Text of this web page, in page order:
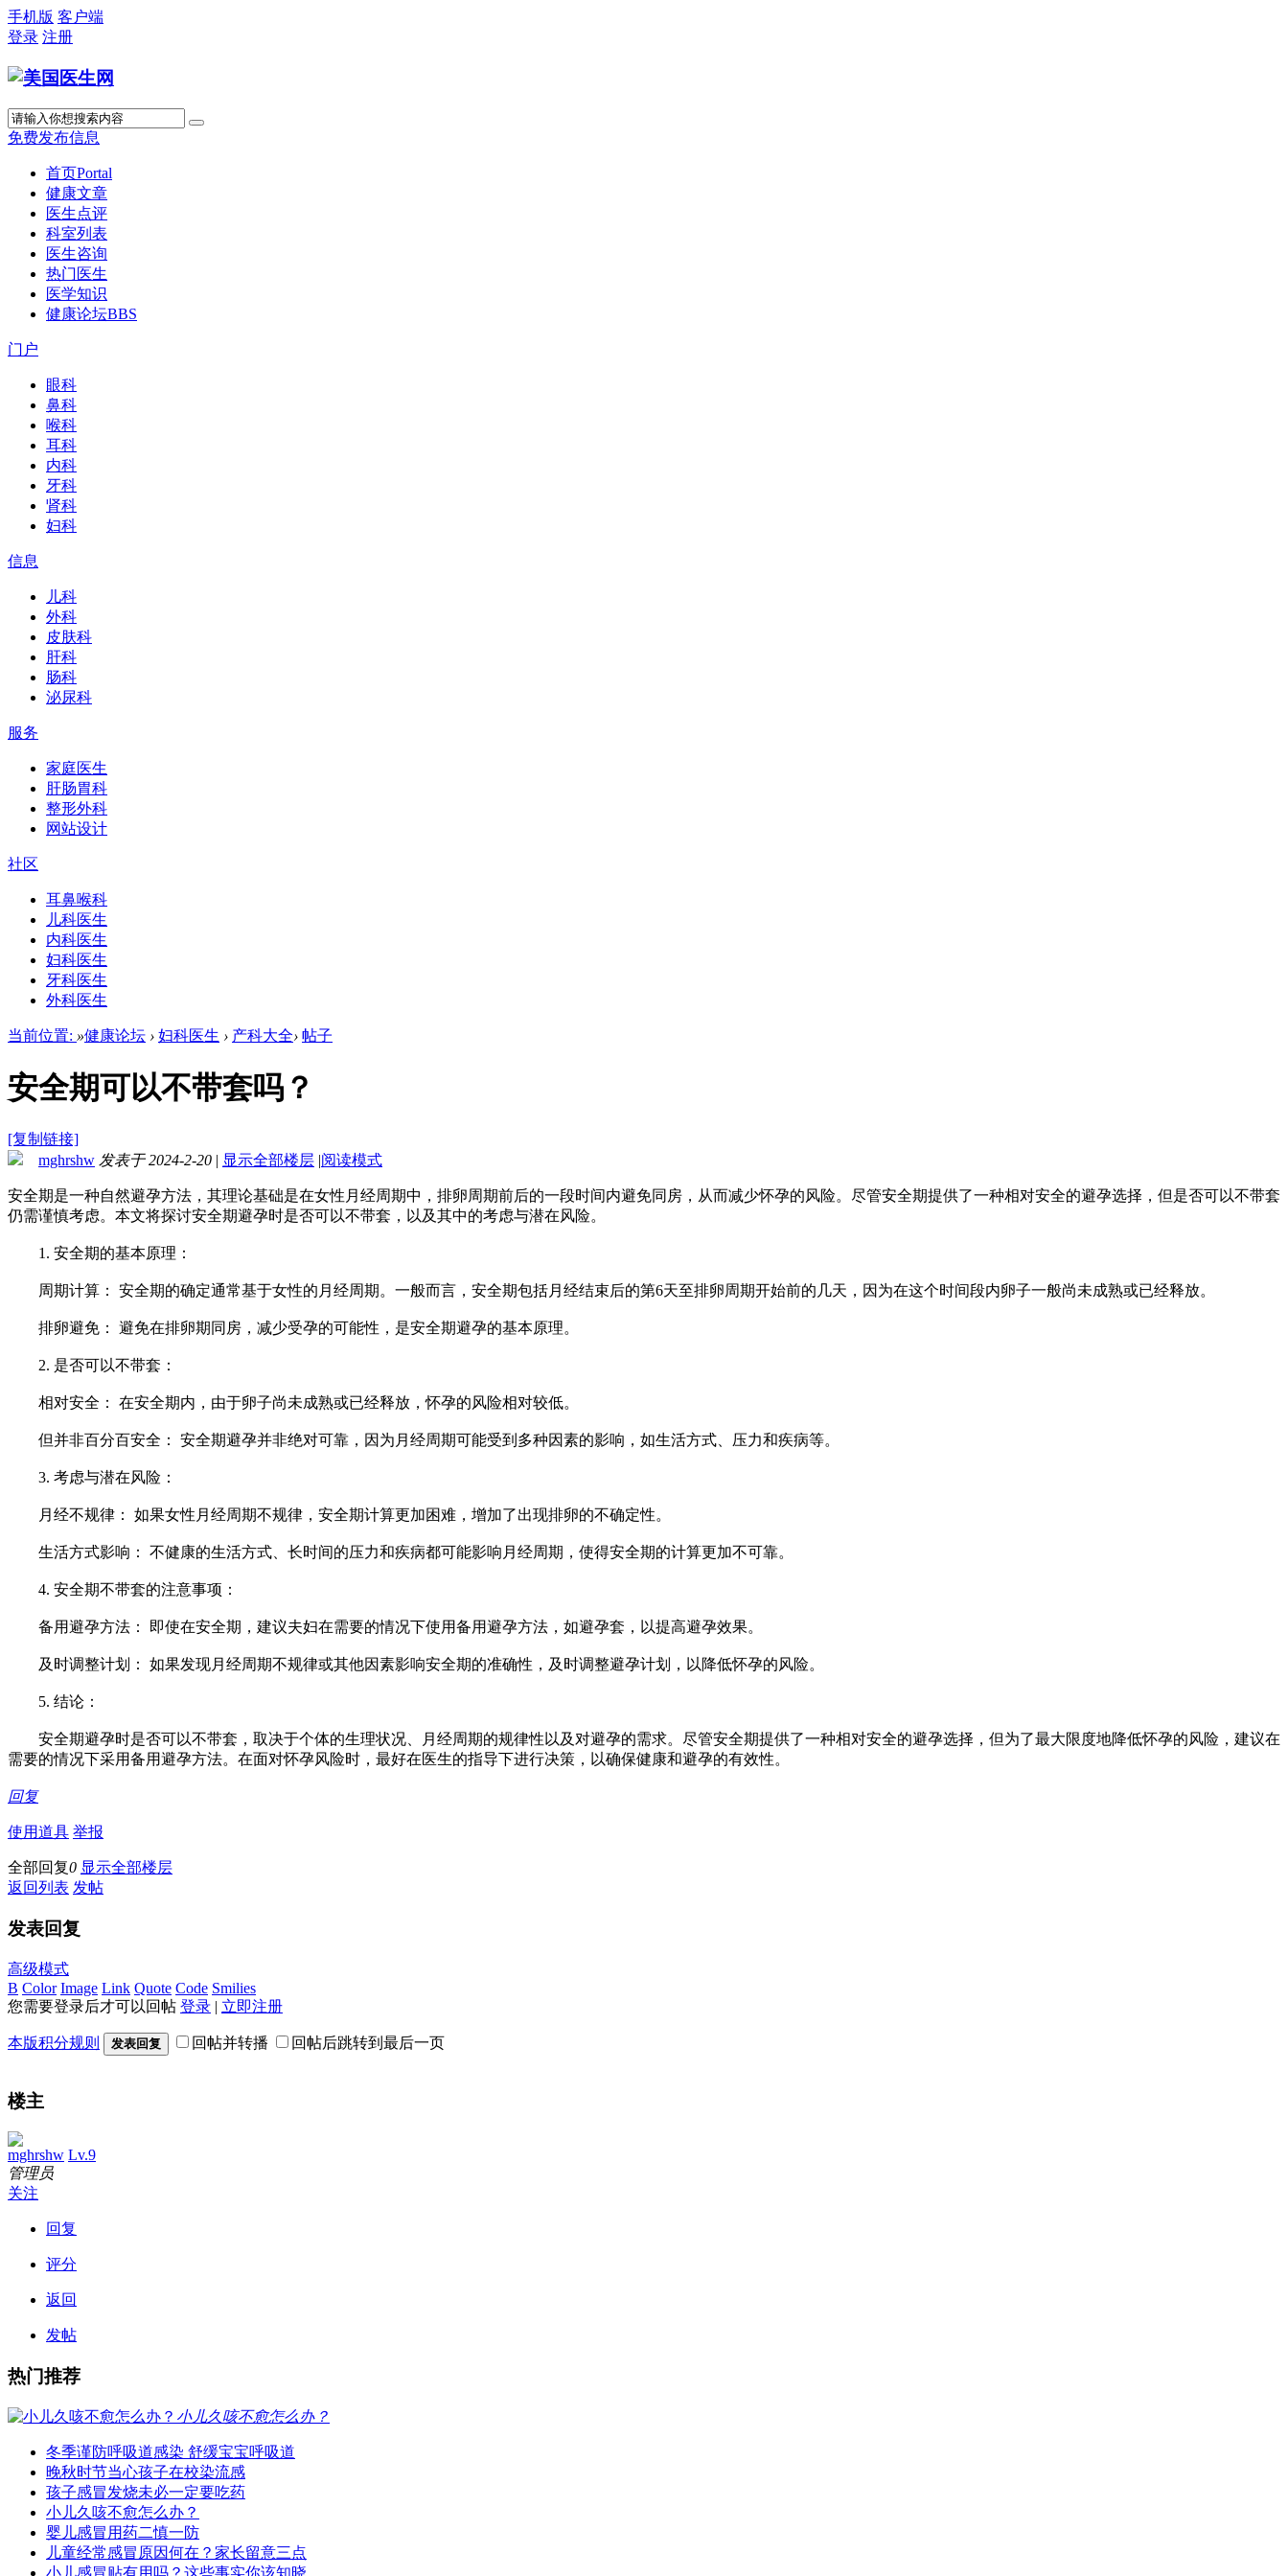
手机版 客户端
登录 注册
免费发布信息
首页Portal
健康文章
医生点评
科室列表
医生咨询
热门医生
医学知识
健康论坛BBS
门户
眼科
鼻科
喉科
耳科
内科
牙科
肾科
妇科
信息
儿科
外科
皮肤科
肝科
肠科
泌尿科
服务
家庭医生
肝肠胃科
整形外科
网站设计
社区
耳鼻喉科
儿科医生
内科医生
妇科医生
牙科医生
外科医生
当前位置: »健康论坛 › 妇科医生 › 产科大全› 帖子
安全期可以不带套吗？
[复制链接]
mghrshw 发表于 2024-2-20 | 显示全部楼层 |阅读模式
安全期是一种自然避孕方法，其理论基础是在女性月经周期中，排卵周期前后的一段时间内避免同房，从而减少怀孕的风险。尽管安全期提供了一种相对安全的避孕选择，但是否可以不带套
仍需谨慎考虑。本文将探讨安全期避孕时是否可以不带套，以及其中的考虑与潜在风险。
1. 安全期的基本原理：
周期计算： 安全期的确定通常基于女性的月经周期。一般而言，安全期包括月经结束后的第6天至排卵周期开始前的几天，因为在这个时间段内卵子一般尚未成熟或已经释放。
排卵避免： 避免在排卵期同房，减少受孕的可能性，是安全期避孕的基本原理。
2. 是否可以不带套：
相对安全： 在安全期内，由于卵子尚未成熟或已经释放，怀孕的风险相对较低。
但并非百分百安全： 安全期避孕并非绝对可靠，因为月经周期可能受到多种因素的影响，如生活方式、压力和疾病等。
3. 考虑与潜在风险：
月经不规律： 如果女性月经周期不规律，安全期计算更加困难，增加了出现排卵的不确定性。
生活方式影响： 不健康的生活方式、长时间的压力和疾病都可能影响月经周期，使得安全期的计算更加不可靠。
4. 安全期不带套的注意事项：
备用避孕方法： 即使在安全期，建议夫妇在需要的情况下使用备用避孕方法，如避孕套，以提高避孕效果。
及时调整计划： 如果发现月经周期不规律或其他因素影响安全期的准确性，及时调整避孕计划，以降低怀孕的风险。
5. 结论：
安全期避孕时是否可以不带套，取决于个体的生理状况、月经周期的规律性以及对避孕的需求。尽管安全期提供了一种相对安全的避孕选择，但为了最大限度地降低怀孕的风险，建议在
需要的情况下采用备用避孕方法。在面对怀孕风险时，最好在医生的指导下进行决策，以确保健康和避孕的有效性。
回复
使用道具 举报
全部回复0 显示全部楼层
返回列表 发帖
发表回复
高级模式
B Color Image Link Quote Code Smilies
您需要登录后才可以回帖 登录 | 立即注册
本版积分规则 发表回复 回帖并转播 回帖后跳转到最后一页
楼主
mghrshw Lv.9
管理员
关注
回复
评分
返回
发帖
热门推荐
小儿久咳不愈怎么办？
冬季谨防呼吸道感染 舒缓宝宝呼吸道
晚秋时节当心孩子在校染流感
孩子感冒发烧未必一定要吃药
小儿久咳不愈怎么办？
婴儿感冒用药二慎一防
儿童经常感冒原因何在？家长留意三点
小儿感冒贴有用吗？这些事实你该知晓